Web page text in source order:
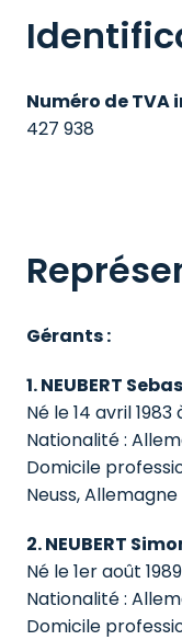
Numéro de
Gérants :
1. NEUBERT
Né le 14 avril
Nationalité :
Domicile
Neuss, Allemagne
2. NEUBERT
Né le 1er août
Nationalité :
Domicile